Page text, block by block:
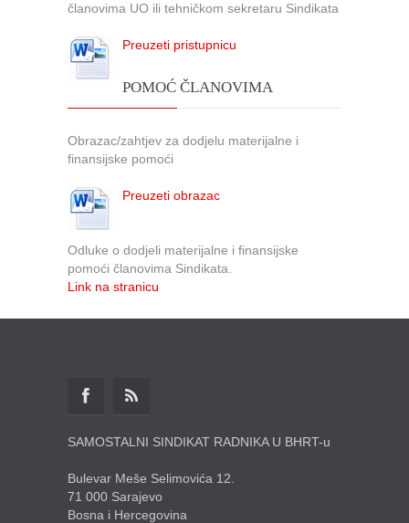
članovima UO ili tehničkom sekretaru Sindikata
Preuzeti pristupnicu
POMOĆ ČLANOVIMA
Obrazac/zahtjev za dodjelu materijalne i
finansijske pomoći
Preuzeti obrazac
Odluke o dodjeli materijalne i finansijske
pomoći članovima Sindikata.
Link na stranicu
SAMOSTALNI SINDIKAT RADNIKA U BHRT-u
Bulevar Meše Selimovića 12.
71 000 Sarajevo
Bosna i Hercegovina